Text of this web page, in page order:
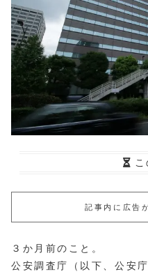
記事内に広告
３か月前のこと。
公安調査庁（以下、公安